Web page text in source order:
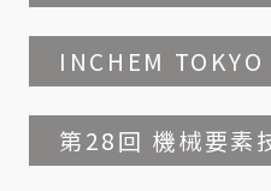
INCHEM
第28回 機械要素